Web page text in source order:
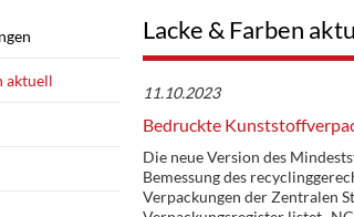
aktuell
Lacke & Farben
11.10.2023
Bedruckte
Die neue Version des
Bemessung des
Verpackungen der Zentralen